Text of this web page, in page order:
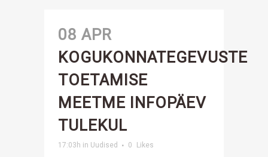
08 APR
KOGUKONNATEGEVUSTE
TOETAMISE
MEETME INFOPÄEV
TULEKUL
17:03h in Uudised 0 Likes